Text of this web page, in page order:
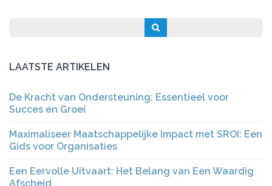
LAATSTE ARTIKELEN
De Kracht van Ondersteuning: Essentieel voor
Succes en Groei
Maximaliseer Maatschappelijke Impact met SROI: Een
Gids voor Organisaties
Een Eervolle Uitvaart: Het Belang van Een Waardig
Afscheid